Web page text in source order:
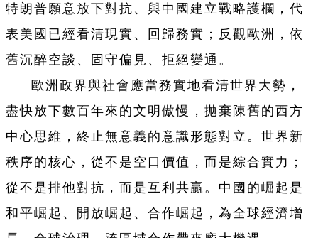
特朗普願意放下對抗、與中國建立戰略護欄，代
表美國已經看清現實、回歸務實；反觀歐洲，依
舊沉醉空談、固守偏見、拒絕變通。
歐洲政界與社會應當務實地看清世界大勢，
盡快放下數百年來的文明傲慢，拋棄陳舊的西方
中心思維，終止無意義的意識形態對立。世界新
秩序的核心，從不是空口價值，而是綜合實力；
從不是排他對抗，而是互利共贏。中國的崛起是
和平崛起、開放崛起、合作崛起，為全球經濟增